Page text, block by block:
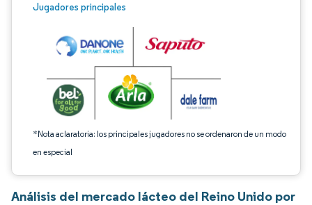
Jugadores principales
*Nota aclaratoria: los principales jugadores no se ordenaron de un modo
en especial
Imagen © Mordor Intelligence. El uso requiere atribución según CC BY 4.0.
Análisis del mercado lácteo del Reino Unido por